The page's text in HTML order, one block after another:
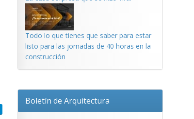
Todo lo que tienes que saber para estar
listo para las jornadas de 40 horas en la
construcción
Boletín de Arquitectura